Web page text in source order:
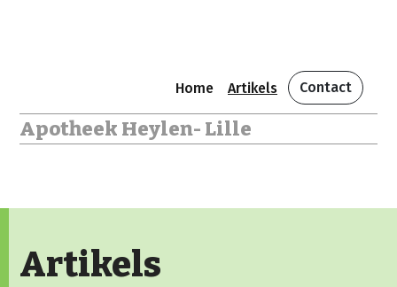
Home Artikels Contact
Apotheek Heylen- Lille
Artikels